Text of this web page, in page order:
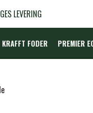
LEVERING
KRAFFT FODER PREMIER